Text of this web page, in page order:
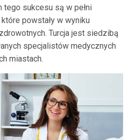
sukcesu są w pełni
powstały w wyniku
Turcja jest siedzibą
specjalistów medycznych
miastach.